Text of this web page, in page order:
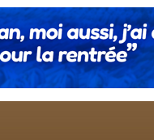
29
Il reste
2
6